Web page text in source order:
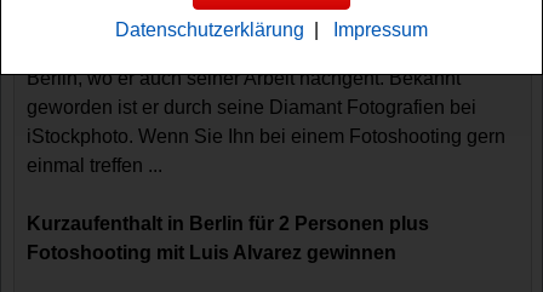
So einfach kann gewinnen sein. Der Fotograf Luis
Berlin, wo er auch seiner Arbeit nachgeht. Bekannt
geworden ist er durch seine Diamant Fotografien bei
iStockphoto. Wenn Sie Ihn bei einem Fotoshooting gern
einmal treffen ...
Kurzaufenthalt in Berlin für 2 Personen plus
Fotoshooting mit Luis Alvarez gewinnen
Datenschutzerklärung Impressum